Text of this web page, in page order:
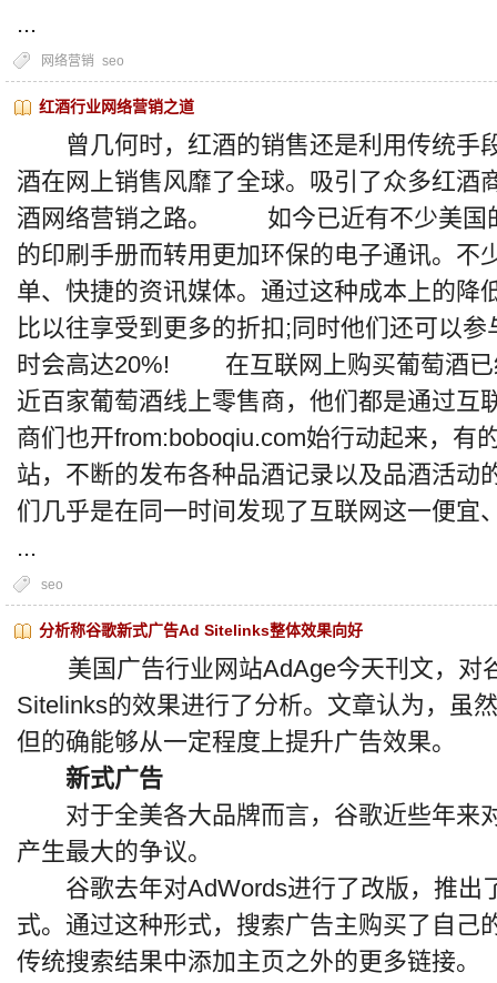
...
网络营销 seo
红酒行业网络营销之道
曾几何时，红酒的销售还是利用传统手
酒在网上销售风靡了全球。吸引了众多红酒
酒网络营销之路。 如今已近有不少美国
的印刷手册而转用更加环保的电子通讯。不
单、快捷的资讯媒体。通过这种成本上的降
比以往享受到更多的折扣;同时他们还可以
时会高达20%! 在互联网上购买葡萄酒已
近百家葡萄酒线上零售商，他们都是通过互
商们也开from:boboqiu.com始行动起来，有
站，不断的发布各种品酒记录以及品酒活动
们几乎是在同一时间发现了互联网这一便宜
...
seo
分析称谷歌新式广告Ad Sitelinks整体效果向好
美国广告行业网站AdAge今天刊文，对
Sitelinks的效果进行了分析。文章认为，虽
但的确能够从一定程度上提升广告效果。
新式广告
对于全美各大品牌而言，谷歌近些年来
产生最大的争议。
谷歌去年对AdWords进行了改版，推出
式。通过这种形式，搜索广告主购买了自己
传统搜索结果中添加主页之外的更多链接。